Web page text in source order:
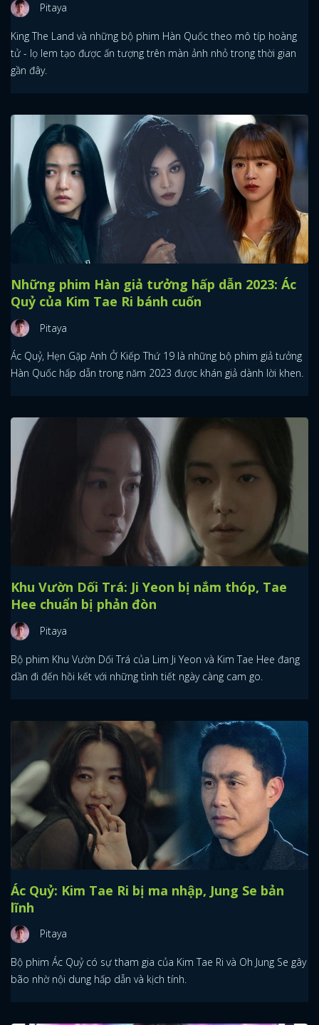
Pitaya
King The Land và những bộ phim Hàn Quốc theo mô típ hoàng
tử - lọ lem tạo được ấn tượng trên màn ảnh nhỏ trong thời gian
gần đây.
Những phim Hàn giả tưởng hấp dẫn 2023: Ác
Quỷ của Kim Tae Ri bánh cuốn
Pitaya
Ác Quỷ, Hẹn Gặp Anh Ở Kiếp Thứ 19 là những bộ phim giả tưởng
Hàn Quốc hấp dẫn trong năm 2023 được khán giả dành lời khen.
Khu Vườn Dối Trá: Ji Yeon bị nắm thóp, Tae
Hee chuẩn bị phản đòn
Pitaya
Bộ phim Khu Vườn Dối Trá của Lim Ji Yeon và Kim Tae Hee đang
dần đi đến hồi kết với những tình tiết ngày càng cam go.
Ác Quỷ: Kim Tae Ri bị ma nhập, Jung Se bản
lĩnh
Pitaya
Bộ phim Ác Quỷ có sự tham gia của Kim Tae Ri và Oh Jung Se gây
bão nhờ nội dung hấp dẫn và kịch tính.